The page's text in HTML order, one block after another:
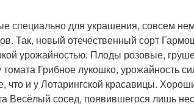
специально для украшения, совсем
Так, новый отечественный сорт
урожайностью. Плоды розовые,
Грибное лукошко, урожайность
что и у Лотарингской красавицы.
Весёлый сосед, появившегося лишь